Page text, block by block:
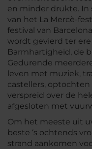
en minder drukte.
van het La Mercè-
festival van
wordt gevierd ter ere
Barmhartigheid, de
Gedurende
leven met muziek,
castellers,
verspreid over de
afgesloten met
Om het meeste uit
beste ‘s ochtends
strand aankomen